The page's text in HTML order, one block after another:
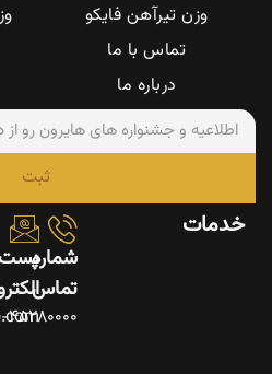
وزن تیرآهن فایکو
تماس با ما
درباره ما
ثبت
خدمات
شماره
تماس
۰۲۱-
پست